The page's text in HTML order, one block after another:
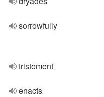
sorrowfully
tristement
enacts